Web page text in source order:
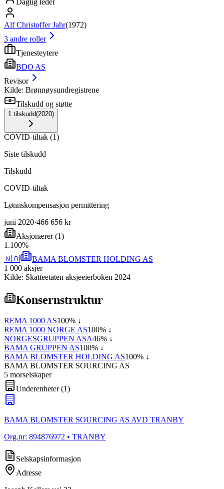
Alf Christoffer Jahr(1972)
3 andre roller
Tjenesteytere
BDO AS
Revisor
Kilde: Brønnøysundregistrene
Tilskudd og støtte
1 tilskudd(2020)
COVID-tiltak (1)
Siste tilskudd
Tilskudd
COVID-tiltak
Lønnskompensasjon permittering
juni 2020·466 656 kr
Aksjonærer(1)
1 .100%
🇳🇴
BAMA BLOMSTER HOLDING AS
1 000 aksjer
Kilde: Skatteetaten aksjeeierboken 2024
Konsernstruktur
REMA 1000 AS100% ↓
REMA 1000 NORGE AS100% ↓
NORGESGRUPPEN ASA46% ↓
BAMA GRUPPEN AS100% ↓
BAMA BLOMSTER HOLDING AS100% ↓
BAMA BLOMSTER SOURCING AS
5 morselskaper
Underenheter(1)
BAMA BLOMSTER SOURCING AS AVD TRANBY
Org.nr: 894876972 • TRANBY
Selskapsinformasjon
Adresse